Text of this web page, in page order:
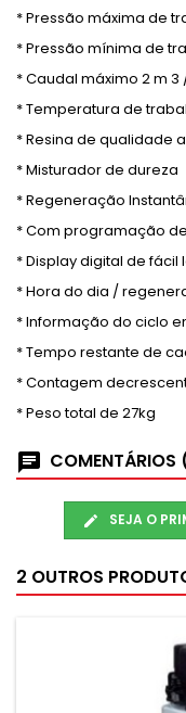
* Pressão máxima de
* Pressão mínima de
* Caudal máximo 2 m 3
* Temperatura de
* Resina de qualidade
* Misturador de dureza
* Regeneração
* Com programação
* Display digital de fácil
* Hora do dia /
* Informação do ciclo
* Tempo restante de
* Contagem
* Peso total de 27kg
SEJA O
2 OUTROS